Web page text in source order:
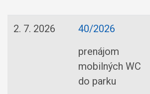
2. 7. 2026
40/2026
prenájom
mobilných WC
do parku